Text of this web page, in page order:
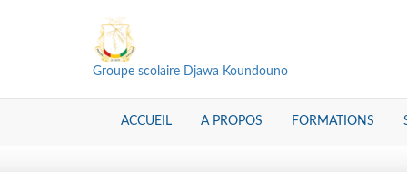
Groupe scolaire Djawa Koundouno
ACCUEIL A PROPOS FORMATIONS